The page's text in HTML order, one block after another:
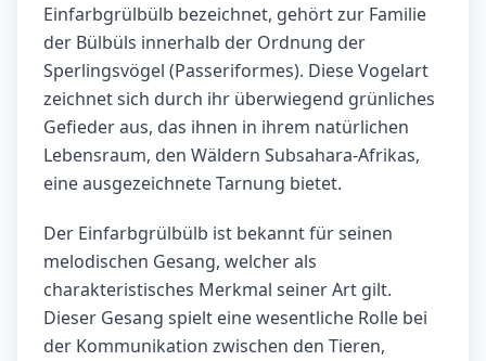
Einfarbgrülbülb bezeichnet, gehört zur Familie
der Bülbüls innerhalb der Ordnung der
Sperlingsvögel (Passeriformes). Diese Vogelart
zeichnet sich durch ihr überwiegend grünliches
Gefieder aus, das ihnen in ihrem natürlichen
Lebensraum, den Wäldern Subsahara-Afrikas,
eine ausgezeichnete Tarnung bietet.
Der Einfarbgrülbülb ist bekannt für seinen
melodischen Gesang, welcher als
charakteristisches Merkmal seiner Art gilt.
Dieser Gesang spielt eine wesentliche Rolle bei
der Kommunikation zwischen den Tieren,